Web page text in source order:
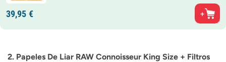
39,95 €
2. Papeles De Liar RAW Connoisseur King Size + Filtros